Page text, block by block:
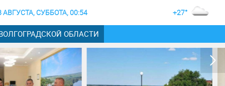
АВГУСТА, СУББОТА, 00:54 +27°
ОБЛАСТИ